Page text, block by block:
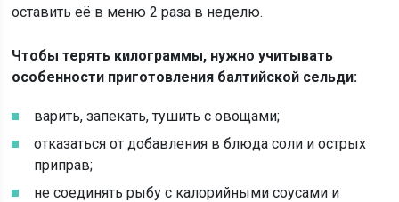
оставить её в меню 2 раза в неделю.
Чтобы терять килограммы, нужно учитывать
особенности приготовления балтийской сельди:
варить, запекать, тушить с овощами;
отказаться от добавления в блюда соли и острых
приправ;
не соединять рыбу с калорийными соусами и